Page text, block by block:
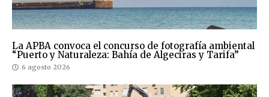
La APBA convoca el concurso de fotografía ambiental
“Puerto y Naturaleza: Bahía de Algeciras y Tarifa”
6 agosto 2026